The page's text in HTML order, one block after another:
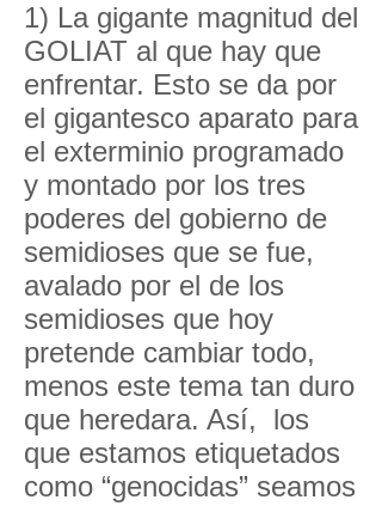
1) La gigante magnitud del
GOLIAT al que hay que
enfrentar. Esto se da por
el gigantesco aparato para
el exterminio programado
y montado por los tres
poderes del gobierno de
semidioses que se fue,
avalado por el de los
semidioses que hoy
pretende cambiar todo,
menos este tema tan duro
que heredara. Así, los
que estamos etiquetados
como “genocidas” seamos